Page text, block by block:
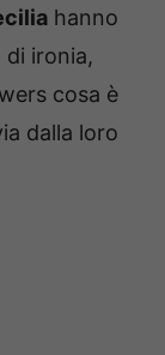
hanno
di ironia,
cosa è
dalla loro